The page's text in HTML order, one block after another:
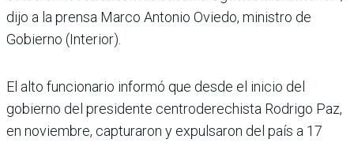
dijo a la prensa Marco Antonio Oviedo, ministro de
Gobierno (Interior).
El alto funcionario informó que desde el inicio del
gobierno del presidente centroderechista Rodrigo Paz,
en noviembre, capturaron y expulsaron del país a 17